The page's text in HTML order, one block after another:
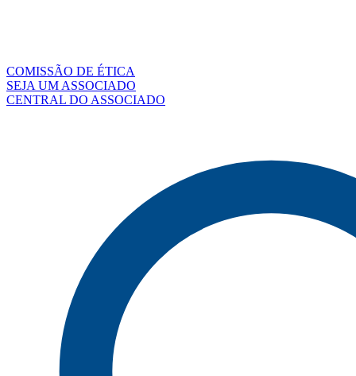
COMISSÃO DE ÉTICA
SEJA UM ASSOCIADO
CENTRAL DO ASSOCIADO